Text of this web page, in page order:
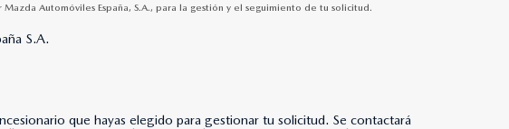
Automóviles España, S.A., para la gestión y el seguimiento de tu solicitud.
S.A.
que hayas elegido para gestionar tu solicitud. Se contactará